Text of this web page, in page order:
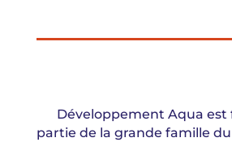
Développement Aqua est
partie de la grande famille